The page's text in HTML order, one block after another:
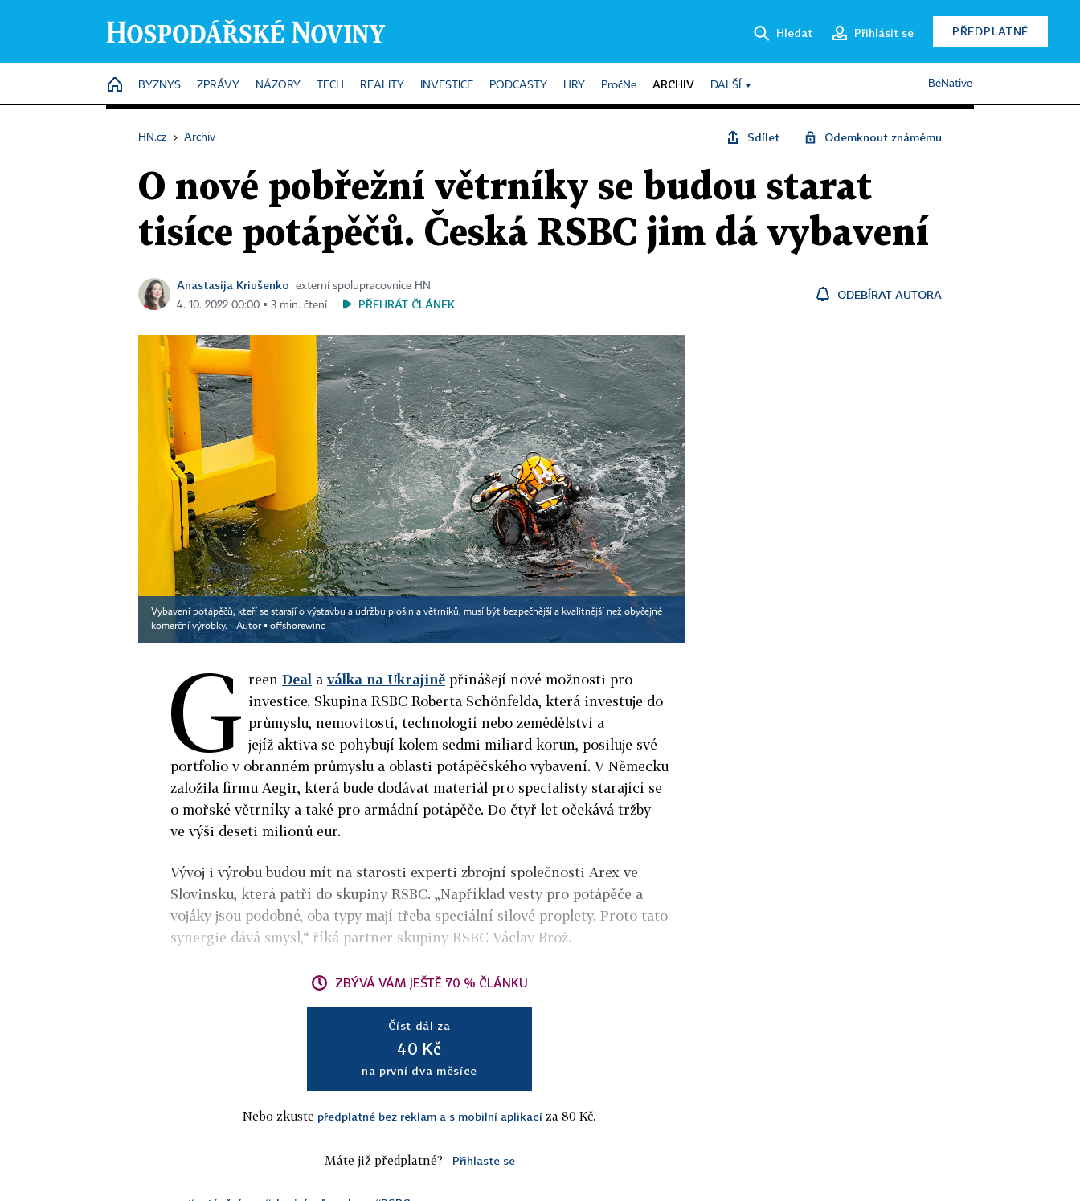
Hledat Přihlásit se PŘEDPLATNÉ
HOME
BYZNYS ZPRÁVY NÁZORY TECH REALITY INVESTICE PODCASTY HRY PročNe ARCHIV DALŠÍ BeNative
HN.cz › Archiv Sdílet Odemknout známému
O nové pobřežní větrníky se budou starat
tisíce potápěčů. Česká RSBC jim dá vybavení
Anastasija Kriušenko
externí spolupracovnice HN
4. 10. 2022 00:00 ▪ 3 min. čtení
PŘEHRÁT ČLÁNEK
ODEBÍRAT AUTORA
Vybavení potápěčů, kteří se starají o výstavbu a údržbu plošin a větrníků, musí být bezpečnější a kvalitnější než obyčejné
komerční výrobky.
Autor ▪offshorewind
G reen Deal aválka na Ukrajině přinášejí nové možnosti pro
investice. Skupina RSBC Roberta Schönfelda, která investuje do
průmyslu, nemovitostí, technologií nebo zemědělství a
jejíž aktiva se pohybují kolem sedmi miliard korun, posiluje své
portfolio v obranném průmyslu a oblasti potápěčského vybavení. V Německu
založila firmu Aegir, která bude dodávat materiál pro specialisty starající se
o mořské větrníky a také pro armádní potápěče. Do čtyř let očekává tržby
ve výši deseti milionů eur.
Vývoj i výrobu budou mít na starosti experti zbrojní společnosti Arex ve
Slovinsku, která patří do skupiny RSBC. „Například vesty pro potápěče a
vojáky jsou podobné, oba typy mají třeba speciální silové proplety. Proto tato
synergie dává smysl,“ říká partner skupiny RSBC Václav Brož.
ZBÝVÁ VÁM JEŠTĚ 70 % ČLÁNKU
Číst dál za
40 Kč
na první dva měsíce
Nebo zkuste předplatné bez reklam a s mobilní aplikací za 80 Kč.
Máte již předplatné? Přihlaste se